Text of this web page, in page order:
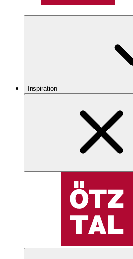
Inspiration